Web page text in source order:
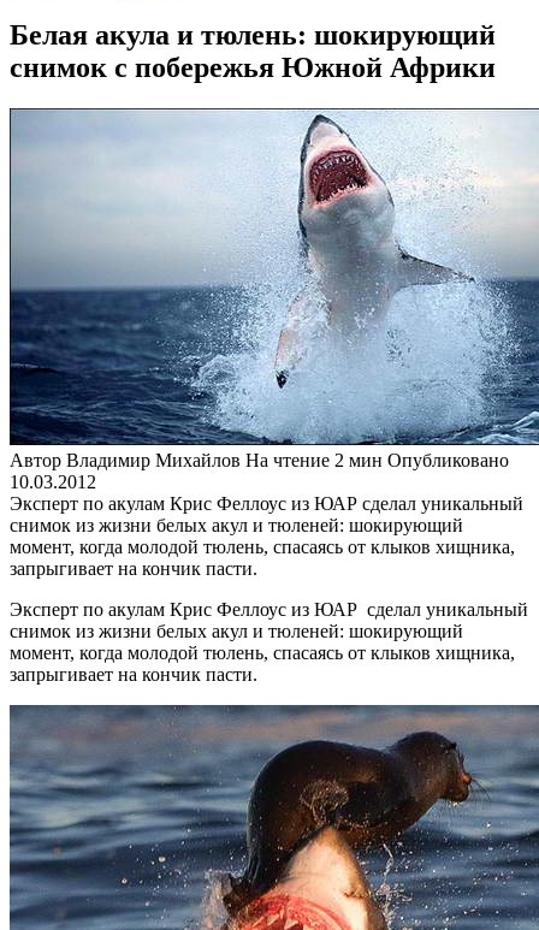
Белая акула и тюлень: шокирующий
снимок с побережья Южной Африки
Автор Владимир Михайлов На чтение 2 мин Опубликовано
10.03.2012
Эксперт по акулам Крис Феллоус из ЮАР сделал уникальный
снимок из жизни белых акул и тюленей: шокирующий
момент, когда молодой тюлень, спасаясь от клыков хищника,
запрыгивает на кончик пасти.
Эксперт по акулам Крис Феллоус из ЮАР сделал уникальный
снимок из жизни белых акул и тюленей: шокирующий
момент, когда молодой тюлень, спасаясь от клыков хищника,
запрыгивает на кончик пасти.